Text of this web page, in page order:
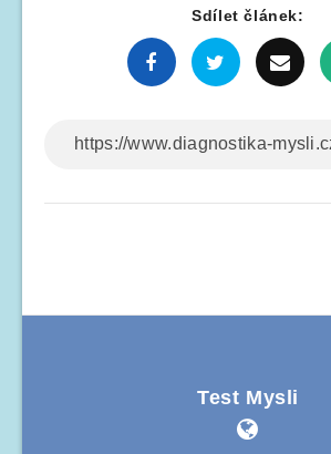
Sdílet článek:
Test Mysli